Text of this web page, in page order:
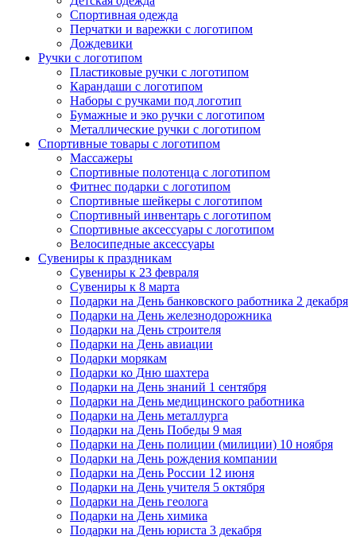
Спортивная одежда
Перчатки и варежки с логотипом
Дождевики
Ручки с логотипом
Пластиковые ручки с логотипом
Карандаши с логотипом
Наборы с ручками под логотип
Бумажные и эко ручки с логотипом
Металлические ручки с логотипом
Спортивные товары с логотипом
Массажеры
Спортивные полотенца с логотипом
Фитнес подарки с логотипом
Спортивные шейкеры с логотипом
Спортивный инвентарь с логотипом
Спортивные аксессуары с логотипом
Велосипедные аксессуары
Сувениры к праздникам
Сувениры к 23 февраля
Сувениры к 8 марта
Подарки на День банковского работника 2 декабря
Подарки на День железнодорожника
Подарки на День строителя
Подарки на День авиации
Подарки морякам
Подарки ко Дню шахтера
Подарки на День знаний 1 сентября
Подарки на День медицинского работника
Подарки на День металлурга
Подарки на День Победы 9 мая
Подарки на День полиции (милиции) 10 ноября
Подарки на День рождения компании
Подарки на День России 12 июня
Подарки на День учителя 5 октября
Подарки на День геолога
Подарки на День химика
Подарки на День юриста 3 декабря